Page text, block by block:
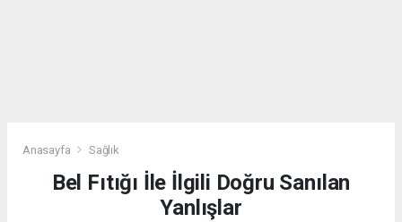
Anasayfa Sağlık
Bel Fıtığı İle İlgili Doğru Sanılan
Yanlışlar